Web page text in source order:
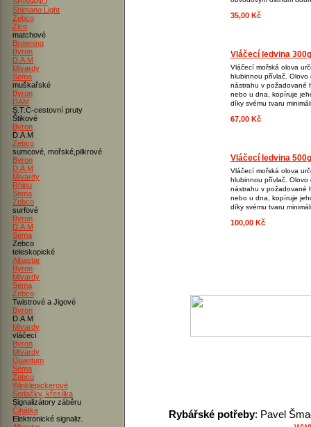
Shimano Light
Zebco
Zico
matchové
Browning
Byron
D.A.M
Mivardy
Sema
muškařské
Byron
DAM
S.T.C-cestovní pruty
Štikové
Byron
D.A.M
Zebco
sumcové, mořské,pilkrové
Byron
D.A.M
Mivardy
Rhino
Sema
Zebco
surfové
Byron
D.A.M
Sema
Zebco
teleskopické
Albastar
Byron
Mivardy
Sema
Zebco
Twistrové a Jigové
Byron
D.A.M
Mivardy
vláčecí
Byron
Mivardy
Quantum
Sema
Zebco
Winklepickerové
Sedačky, křesílka
Signalizátory záběru
Čihátka
Elektronické signaliz.
35,00 Kč
Vláčecí ledvina 300g
Vláčecí mořská olova
hlubinnou přívlač. Olovo
nástrahu v požadované
nebo u dna, kopíruje
díky svému tvaru
67,00 Kč
Vláčecí ledvina 500g
Vláčecí mořská olova
hlubinnou přívlač. Olovo
nástrahu v požadované
nebo u dna, kopíruje
díky svému tvaru
100,00 Kč
Rybářské potřeby: Pavel